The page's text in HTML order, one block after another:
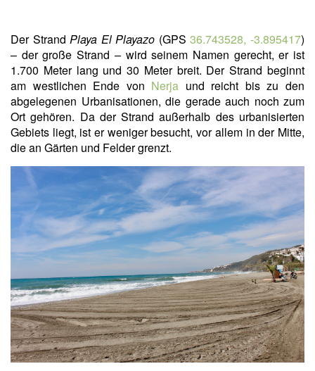
Der StrandPlaya El Playazo (GPS36.743528, -3.895417)
– der große Strand – wird seinem Namen gerecht, er ist
1.700 Meter lang und 30 Meter breit. Der Strand beginnt
am westlichen Ende von Nerja und reicht bis zu den
abgelegenen Urbanisationen, die gerade auch noch zum
Ort gehören. Da der Strand außerhalb des urbanisierten
Gebiets liegt, ist er weniger besucht, vor allem in der Mitte,
die an Gärten und Felder grenzt.